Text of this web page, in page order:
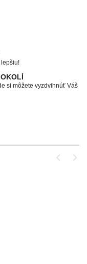
lepšiu!
si môžete vyzdvihnúť Váš